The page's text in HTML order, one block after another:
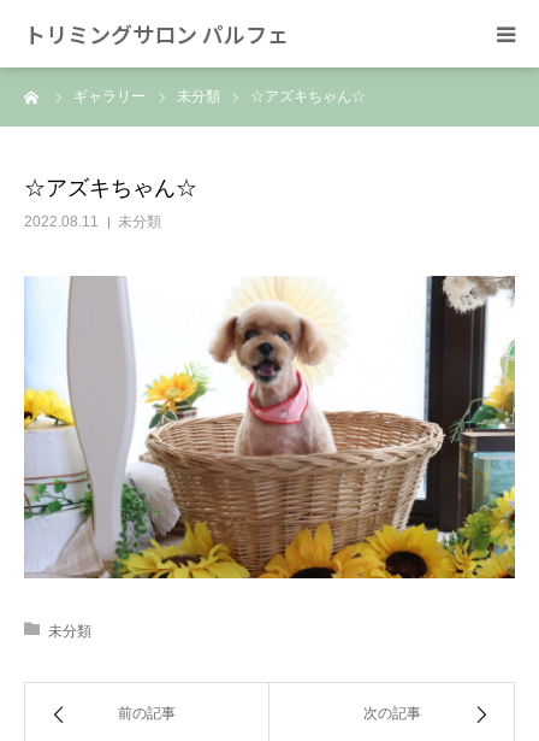
トリミングサロン パルフェ
ギャラリー 未分類 ☆アズキちゃん☆
☆アズキちゃん☆
2022.08.11 未分類
未分類
前の記事 次の記事
HOME
SNS/リンク